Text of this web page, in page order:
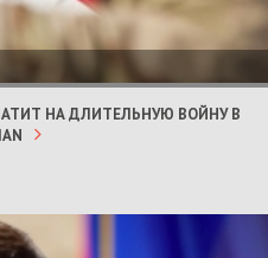
НА ДЛИТЕЛЬНУЮ ВОЙНУ В